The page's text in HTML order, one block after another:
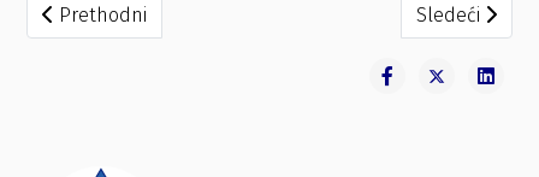
Prethodni članak: Odluka o broju glasačkih listića
Prethodni Sledeći
Sledeći